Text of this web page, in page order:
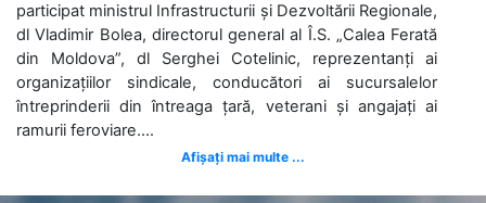
participat ministrul Infrastructurii și Dezvoltării Regionale,
dl Vladimir Bolea, directorul general al Î.S. „Calea Ferată
din Moldova”, dl Serghei Cotelinic, reprezentanți ai
organizațiilor sindicale, conducători ai sucursalelor
întreprinderii din întreaga țară, veterani și angajați ai
ramurii feroviare....
Afișați mai multe ...